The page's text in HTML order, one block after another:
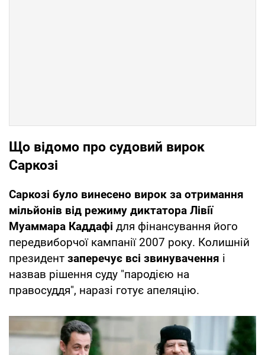
Що відомо про судовий вирок
Саркозі
Саркозі було винесено вирок за отримання
мільйонів від режиму диктатора Лівії
Муаммара Каддафі для фінансування його
передвиборчої кампанії 2007 року. Колишній
президент заперечує всі звинувачення і
назвав рішення суду "пародією на
правосуддя", наразі готує апеляцію.